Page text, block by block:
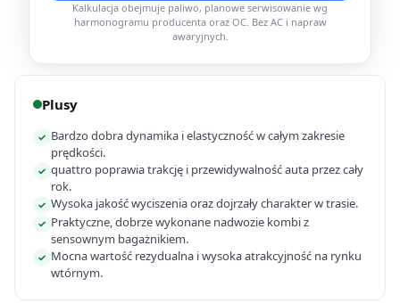
Kalkulacja obejmuje paliwo, planowe serwisowanie wg
harmonogramu producenta oraz OC. Bez AC i napraw
awaryjnych.
Plusy
✓ Bardzo dobra dynamika i elastyczność w całym zakresie
prędkości.
✓ quattro poprawia trakcję i przewidywalność auta przez cały
rok.
✓ Wysoka jakość wyciszenia oraz dojrzały charakter w trasie.
✓ Praktyczne, dobrze wykonane nadwozie kombi z
sensownym bagażnikiem.
✓ Mocna wartość rezydualna i wysoka atrakcyjność na rynku
wtórnym.